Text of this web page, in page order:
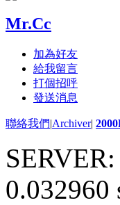
Mr.Cc
加為好友
給我留言
打個招呼
發送消息
聯絡我們|Archiver|
0.032960